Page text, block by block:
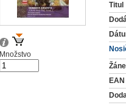
Titul
EAN
Množstvo